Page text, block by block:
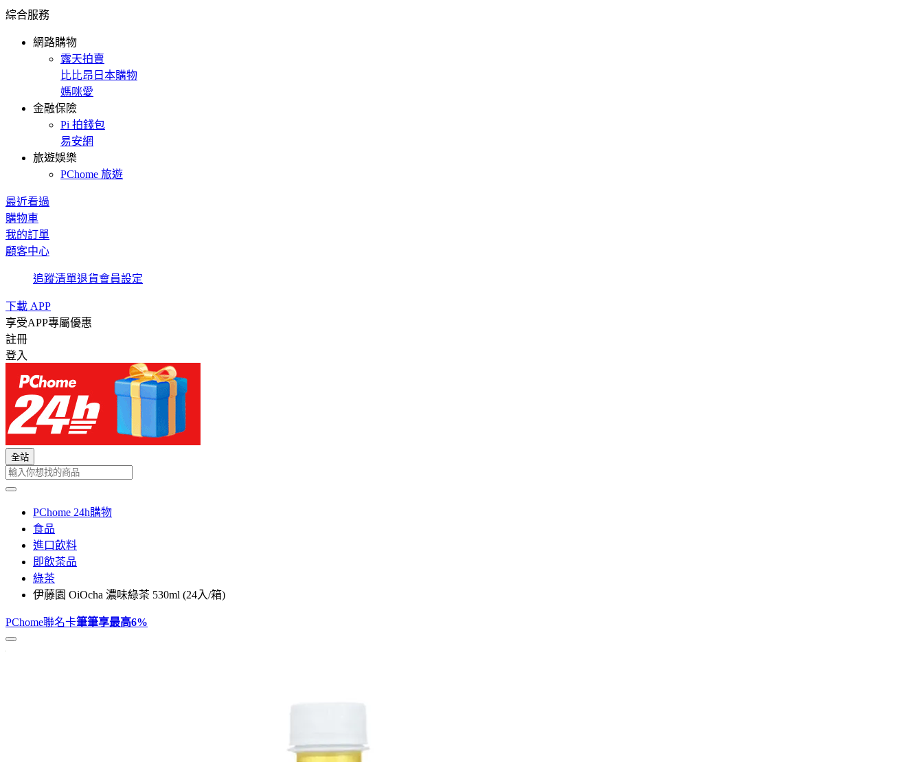
綜合服務
網路購物
露天拍賣
比比昂日本購物
媽咪愛
金融保險
Pi 拍錢包
易安網
旅遊娛樂
PChome 旅遊
最近看過
購物車
我的訂單
顧客中心
追蹤清單退貨會員設定
下載 APP
享受APP專屬優惠
註冊
登入
全站
PChome 24h購物
食品
進口飲料
即飲茶品
綠茶
伊藤園 OiOcha 濃味綠茶 530ml (24入/箱)
PChome聯名卡筆筆享最高6%